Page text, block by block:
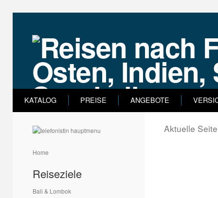
KATALOG PREISE ANGEBOTE
Home
Reiseziele
Bali & Lombok
Aktuelle